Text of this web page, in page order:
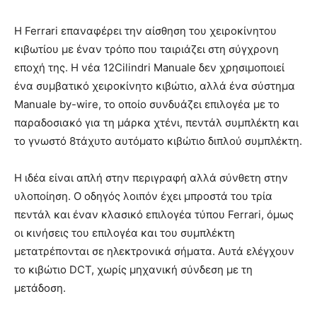
Η Ferrari επαναφέρει την αίσθηση του χειροκίνητου
κιβωτίου με έναν τρόπο που ταιριάζει στη σύγχρονη
εποχή της. Η νέα 12Cilindri Manuale δεν χρησιμοποιεί
ένα συμβατικό χειροκίνητο κιβώτιο, αλλά ένα σύστημα
Manuale by-wire, το οποίο συνδυάζει επιλογέα με το
παραδοσιακό για τη μάρκα χτένι, πεντάλ συμπλέκτη και
το γνωστό 8τάχυτο αυτόματο κιβώτιο διπλού συμπλέκτη.
Η ιδέα είναι απλή στην περιγραφή αλλά σύνθετη στην
υλοποίηση. Ο οδηγός λοιπόν έχει μπροστά του τρία
πεντάλ και έναν κλασικό επιλογέα τύπου Ferrari, όμως
οι κινήσεις του επιλογέα και του συμπλέκτη
μετατρέπονται σε ηλεκτρονικά σήματα. Αυτά ελέγχουν
το κιβώτιο DCT, χωρίς μηχανική σύνδεση με τη
μετάδοση.